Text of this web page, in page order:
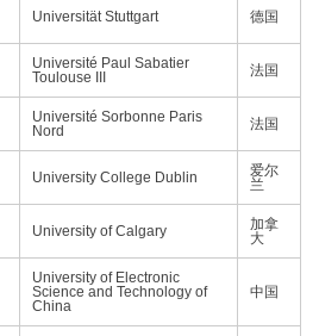
Universität Stuttgart 德国
Université Paul Sabatier
Toulouse III
法国
Université Sorbonne Paris
Nord
法国
University College Dublin
爱尔
兰
University of Calgary
加拿
大
University of Electronic
Science and Technology of
China
中国